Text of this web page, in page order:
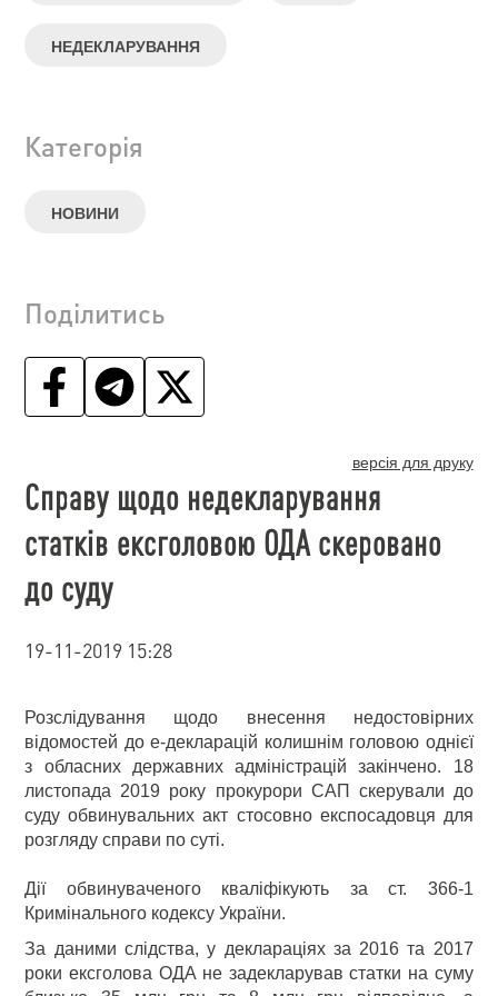
НЕДЕКЛАРУВАННЯ
Категорія
НОВИНИ
Поділитись
версія для друку
Справу щодо недекларування
статків ексголовою ОДА скеровано
до суду
19-11-2019 15:28
Розслідування щодо внесення недостовірних
відомостей до е-декларацій колишнім головою однієї
з обласних державних адміністрацій закінчено. 18
листопада 2019 року прокурори САП скерували до
суду обвинувальних акт стосовно експосадовця для
розгляду справи по суті.
Дії обвинуваченого кваліфікують за ст. 366-1
Кримінального кодексу України.
За даними слідства, у деклараціях за 2016 та 2017
роки ексголова ОДА не задекларував статки на суму